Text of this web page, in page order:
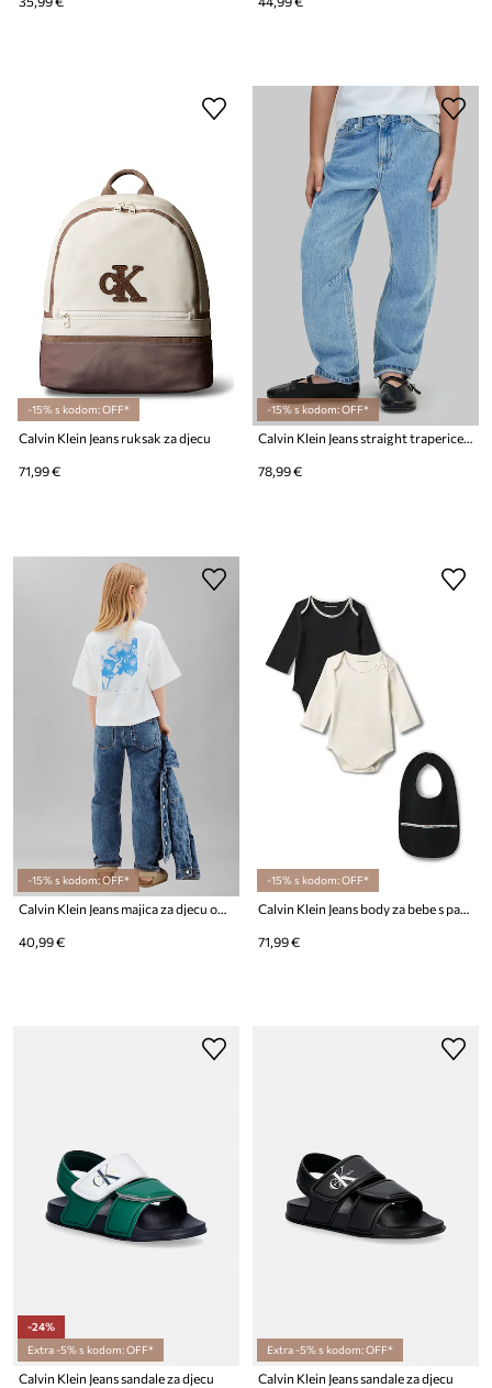
-15% s kodom: OFF*
Calvin Klein Jeans ruksak za djecu
71,99 €
-15% s kodom: OFF*
Calvin Klein Jeans straight traperice za djecu Barrel leg
78,99 €
-15% s kodom: OFF*
40,99 €
-15% s kodom: OFF*
71,99 €
-24%
Extra -5% s kodom: OFF*
Calvin Klein Jeans sandale za djecu
Extra -5% s kodom: OFF*
Calvin Klein Jeans sandale za djecu